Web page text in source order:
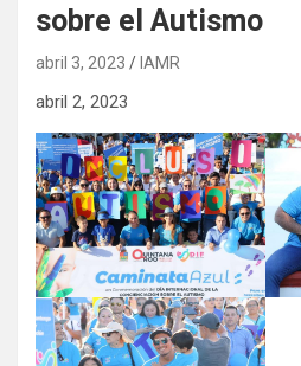
sobre el Autismo
abril 3, 2023 IAMR
abril 2, 2023